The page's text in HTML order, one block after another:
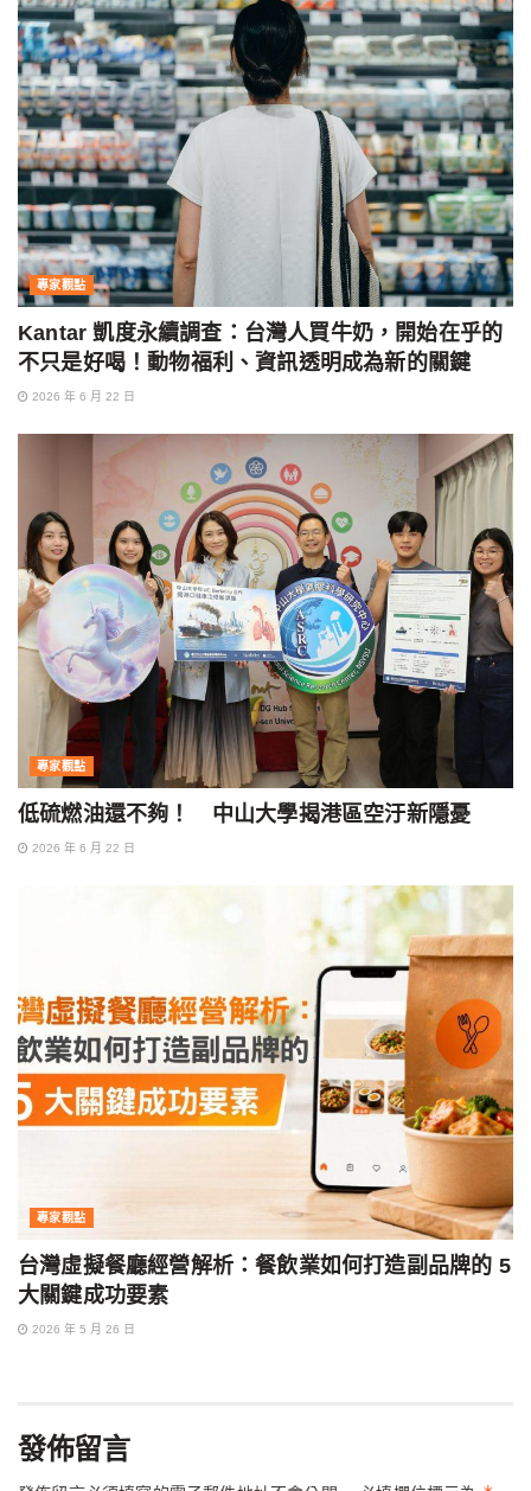
專家觀點
Kantar 凱度永續調查：台灣人買牛奶，開始在乎的
不只是好喝！動物福利、資訊透明成為新的關鍵
2026 年 6 月 22 日
專家觀點
低硫燃油還不夠！ 中山大學揭港區空汙新隱憂
2026 年 6 月 22 日
專家觀點
台灣虛擬餐廳經營解析：餐飲業如何打造副品牌的 5
大關鍵成功要素
2026 年 5 月 26 日
發佈留言